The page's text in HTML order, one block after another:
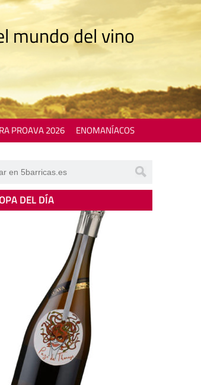
mundo del vino
PROAVA 2026 ENOMANÍACOS
DEL DÍA